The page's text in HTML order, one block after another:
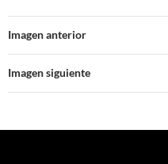
Imagen anterior
Imagen siguiente